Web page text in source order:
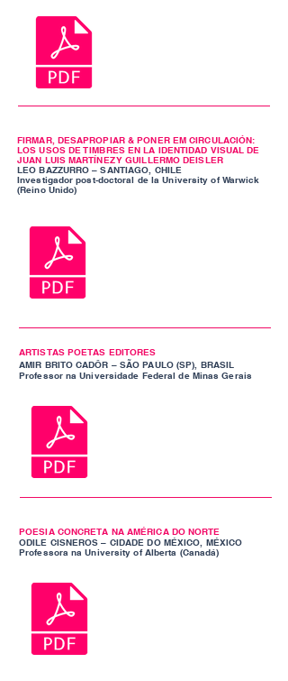
FIRMAR, DESAPROPIAR & PONER EM CIRCULACIÓN:
LOS USOS DE TIMBRES EN LA IDENTIDAD VISUAL DE
JUAN LUIS MARTÍNEZ Y GUILLERMO DEISLER
LEO BAZZURRO – SANTIAGO, CHILE
Investigador post-doctoral de la University of Warwick
(Reino Unido)
ARTISTAS POETAS EDITORES
AMIR BRITO CADÔR – SÃO PAULO (SP), BRASIL
Professor na Universidade Federal de Minas Gerais
POESIA CONCRETA NA AMÉRICA DO NORTE
ODILE CISNEROS – CIDADE DO MÉXICO, MÉXICO
Professora na University of Alberta (Canadá)